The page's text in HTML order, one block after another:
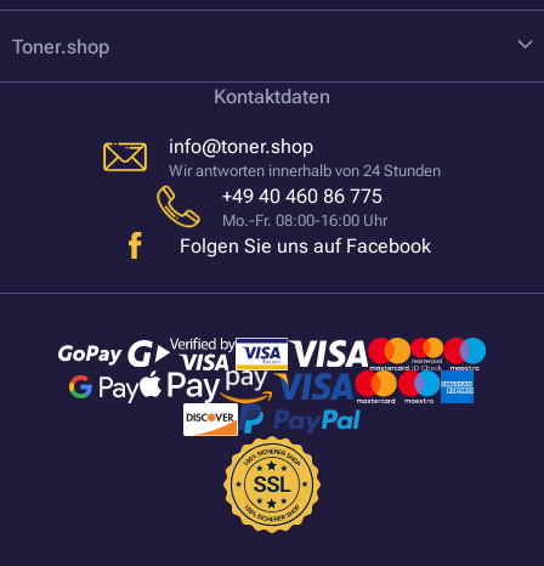
Toner.shop
Kontaktdaten
info@toner.shop
Wir antworten innerhalb von 24 Stunden
+49 40 460 86 775
Mo.-Fr. 08:00-16:00 Uhr
Folgen Sie uns auf Facebook